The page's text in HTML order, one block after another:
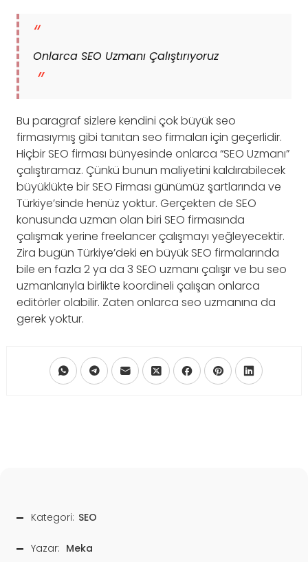
Onlarca SEO Uzmanı Çalıştırıyoruz
Bu paragraf sizlere kendini çok büyük seo
firmasıymış gibi tanıtan seo firmaları için geçerlidir.
Hiçbir SEO firması bünyesinde onlarca “SEO Uzmanı”
çalıştıramaz. Çünkü bunun maliyetini kaldırabilecek
büyüklükte bir SEO Firması günümüz şartlarında ve
Türkiye’sinde henüz yoktur. Gerçekten de SEO
konusunda uzman olan biri SEO firmasında
çalışmak yerine freelancer çalışmayı yeğleyecektir.
Zira bugün Türkiye’deki en büyük SEO firmalarında
bile en fazla 2 ya da 3 SEO uzmanı çalışır ve bu seo
uzmanlarıyla birlikte koordineli çalışan onlarca
editörler olabilir. Zaten onlarca seo uzmanına da
gerek yoktur.
Kategori: SEO
Yazar: Meka